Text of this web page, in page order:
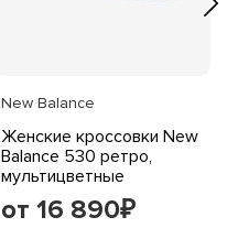
New Balance
Женские кроссовки New
Balance 530 ретро,
мультицветные
от 16 890₽